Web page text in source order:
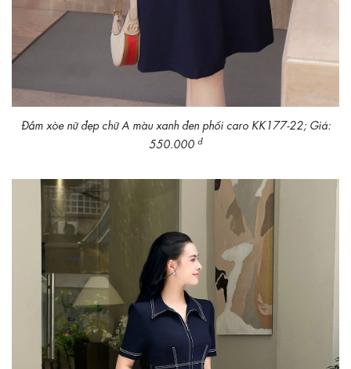
Đầm xòe nữ đẹp chữ A màu xanh đen phối caro KK177-22; Giá:
550.000 đ